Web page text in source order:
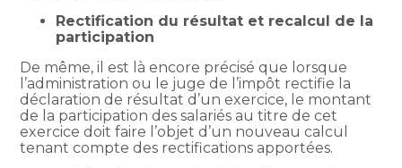
Rectification du résultat et recalcul de la
participation
De même, il est là encore précisé que lorsque
l’administration ou le juge de l’impôt rectifie la
déclaration de résultat d’un exercice, le montant
de la participation des salariés au titre de cet
exercice doit faire l’objet d’un nouveau calcul
tenant compte des rectifications apportées.